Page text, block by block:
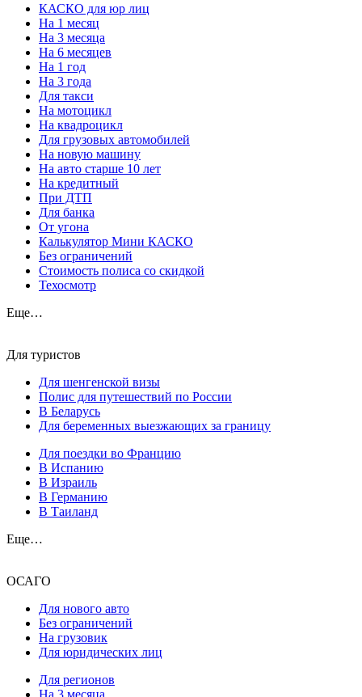
КАСКО для юр лиц
На 1 месяц
На 3 месяца
На 6 месяцев
На 1 год
На 3 года
Для такси
На мотоцикл
На квадроцикл
Для грузовых автомобилей
На новую машину
На авто старше 10 лет
На кредитный
При ДТП
Для банка
От угона
Калькулятор Мини КАСКО
Без ограничений
Стоимость полиса со скидкой
Техосмотр
Еще…
Для туристов
Для шенгенской визы
Полис для путешествий по России
В Беларусь
Для беременных выезжающих за границу
Для поездки во Францию
В Испанию
В Израиль
В Германию
В Таиланд
Еще…
ОСАГО
Для нового авто
Без ограничений
На грузовик
Для юридических лиц
Для регионов
На 3 месяца